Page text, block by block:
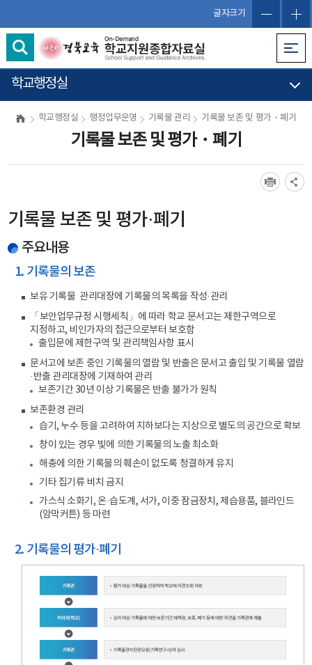
글자크기
학교행정실
학교행정실 행정업무운영 기록물 관리 기록물 보존 및 평가・폐기
기록물 보존 및 평가・폐기
기록물 보존 및 평가·폐기
주요내용
1. 기록물의 보존
보유 기록물 관리대장에 기록물의 목록을 작성·관리
「보안업무규정 시행세칙」에 따라 학교 문서고는 제한구역으로
지정하고, 비인가자의 접근으로부터 보호함
출입문에 제한구역 및 관리책임사항 표시
문서고에 보존 중인 기록물의 열람 및 반출은 문서고 출입 및 기록물 열람
·반출 관리대장에 기재하여 관리
보존기간 30년 이상 기록물은 반출 불가가 원칙
보존환경 관리
습기, 누수 등을 고려하여 지하보다는 지상으로 별도의 공간으로 확보
창이 있는 경우 빛에 의한 기록물의 노출 최소화
해충에 의한 기록물의 훼손이 없도록 청결하게 유지
기타 집기류 비치 금지
가스식 소화기, 온·습도계, 서가, 이중 잠금장치, 제습용품, 블라인드
(암막커튼) 등 마련
2. 기록물의 평가·폐기